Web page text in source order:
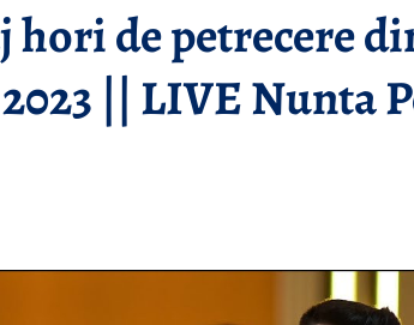
hori de petrecere
|| LIVE Nunta